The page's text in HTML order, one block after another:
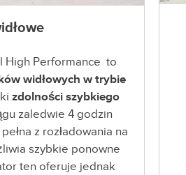
High Performance to
widłowych w trybie
zdolności szybkiego
zaledwie 4 godzin
z rozładowania na
szybkie ponowne
ten oferuje jednak